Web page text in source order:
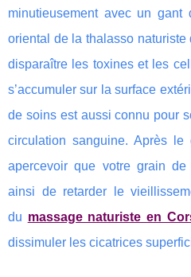
minutieusement avec un gant
oriental de la thalasso
disparaître les toxines et les
s’accumuler sur la surface
de soins est aussi connu pour
circulation sanguine. Après le
apercevoir que votre grain de
ainsi de retarder le
du massage naturiste en
dissimuler les cicatrices